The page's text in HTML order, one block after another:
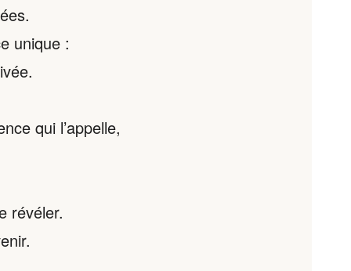
unique :
qui l’appelle,
révéler.